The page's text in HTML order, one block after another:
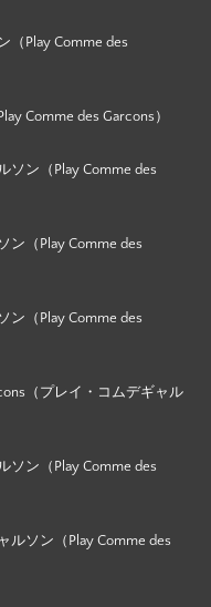
（Play Comme des
Comme des Garcons）
ソン（Play Comme des
ン（Play Comme des
ン（Play Comme des
（プレイ・コムデギャル
ン（Play Comme des
ルソン（Play Comme des